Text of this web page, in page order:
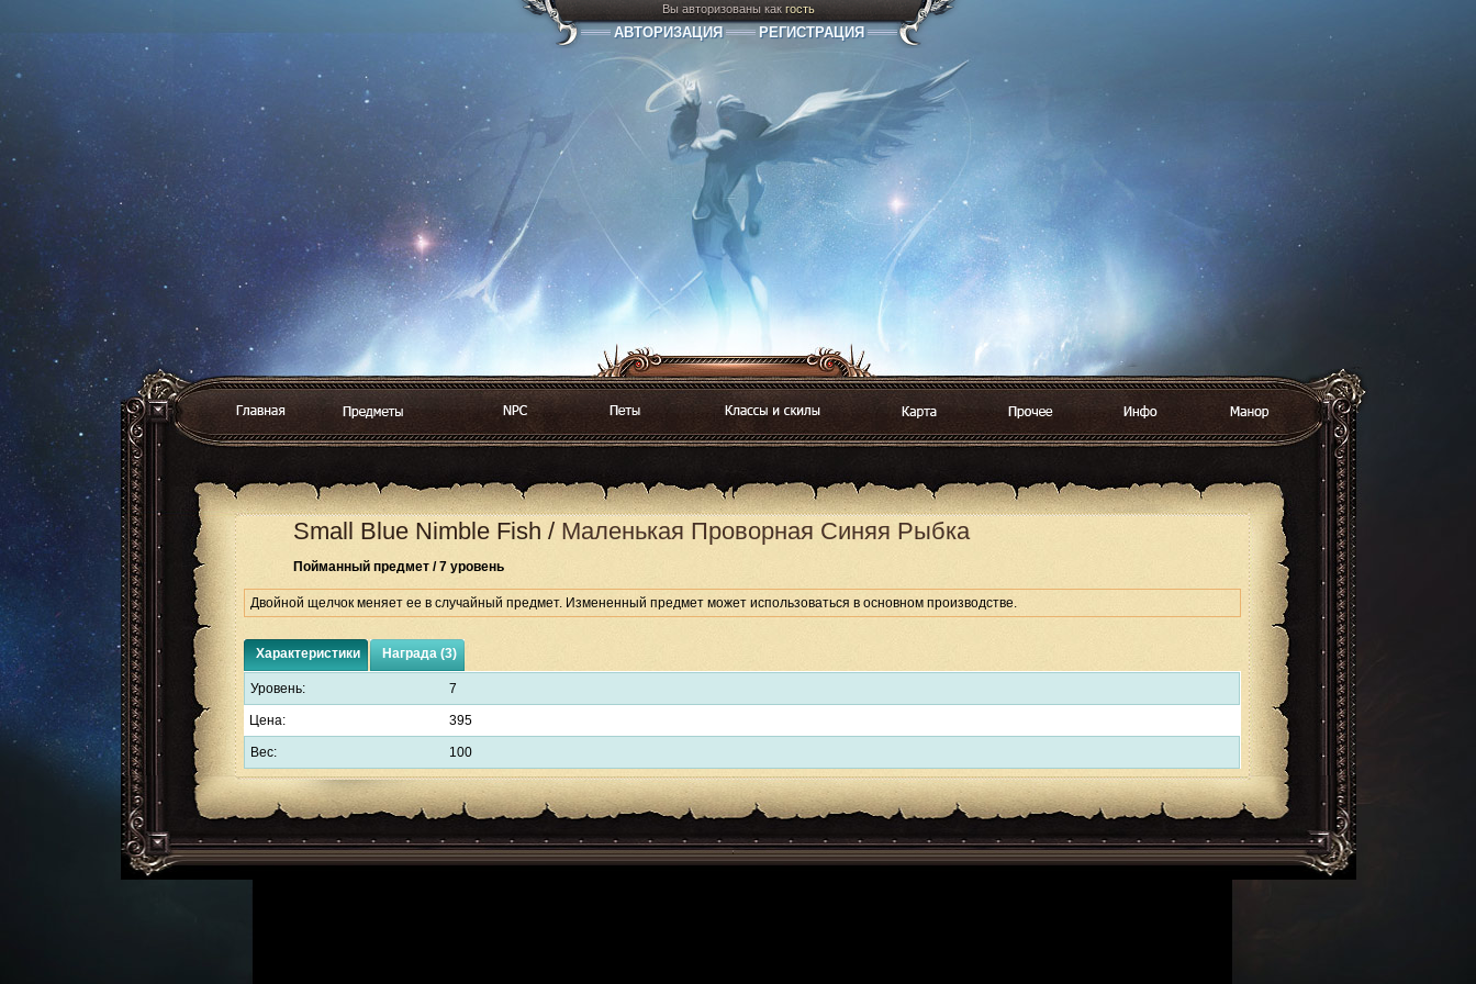
Вы авторизованы как гость
АВТОРИЗАЦИЯ РЕГИСТРАЦИЯ
Small Blue Nimble Fish / Маленькая Проворная Синяя Рыбка
Пойманный предмет / 7 уровень
Двойной щелчок меняет ее в случайный предмет. Измененный предмет может использоваться в основном производстве.
Характеристики Награда (3)
Уровень: 7
Цена: 395
Вес: 100